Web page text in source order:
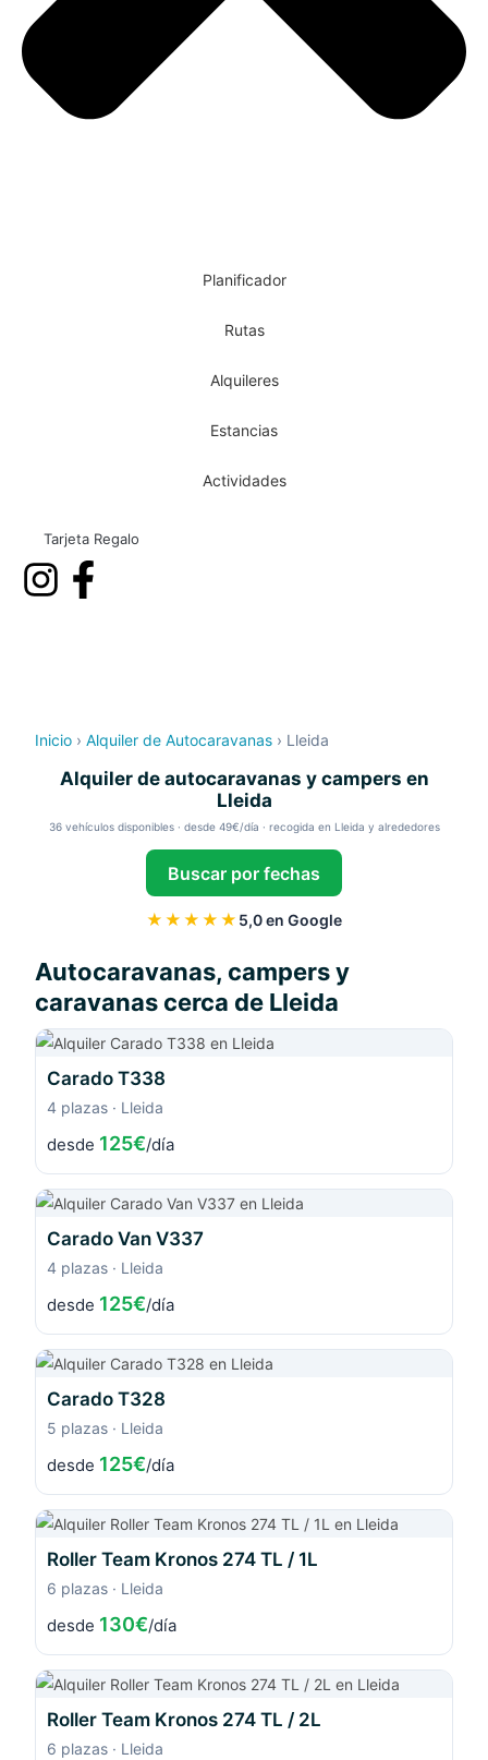
Planificador
Rutas
Alquileres
Estancias
Actividades
Tarjeta Regalo
Inicio ›Alquiler de Autocaravanas › Lleida
Alquiler de autocaravanas y campers en
Lleida
36 vehículos disponibles · desde 49€/día · recogida en Lleida y alrededores
Buscar por fechas
★★★★★ 5,0 en Google
Autocaravanas, campers y
caravanas cerca de Lleida
Carado T338
4 plazas · Lleida
desde 125€/día
Carado Van V337
4 plazas · Lleida
desde 125€/día
Carado T328
5 plazas · Lleida
desde 125€/día
Roller Team Kronos 274 TL / 1L
6 plazas · Lleida
desde 130€/día
Roller Team Kronos 274 TL / 2L
6 plazas · Lleida